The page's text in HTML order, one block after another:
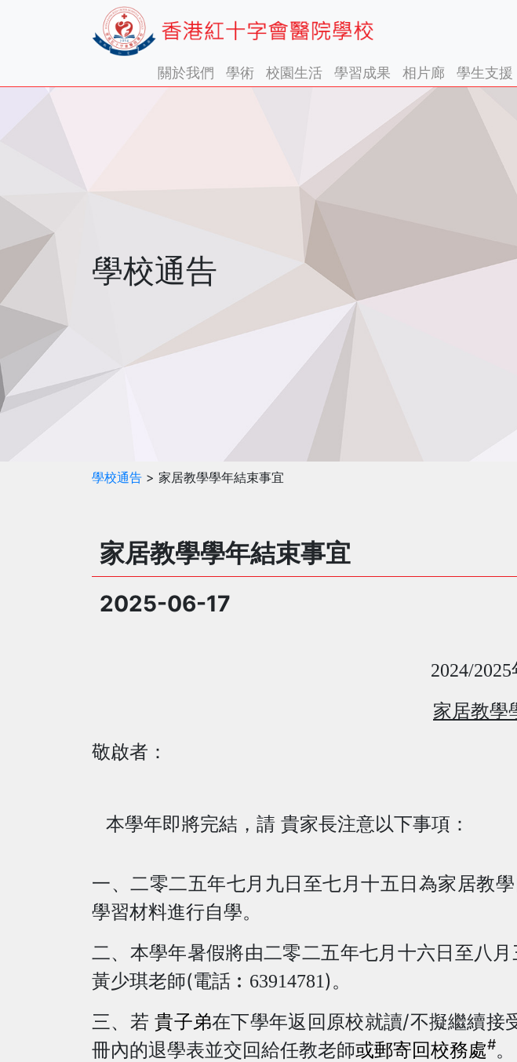
關於我們 學術 校園生活 學習成果 相片廊 學生支援
學校通告
學校通告 > 家居教學學年結束事宜
家居教學學年結束事宜
2025-06-17
2024/2025
家居教學
敬啟者：
本學年即將完結，請 貴家長注意以下事項：
一、二零二五年七月九日至七月十五日為家居教學
學習材料進行自學。
二、本學年暑假將由二零二五年七月十六日至八月
黃少琪老師(電話︰ 63914781)。
三、若 貴子弟在下學年返回原校就讀/不擬繼續接
冊內的退學表並交回給任教老師或郵寄回校務處#。